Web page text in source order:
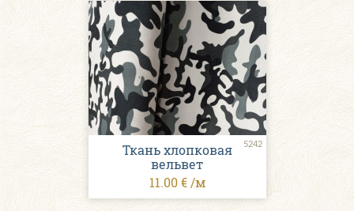
5242
Ткань хлопковая
вельвет
11.00 € /м